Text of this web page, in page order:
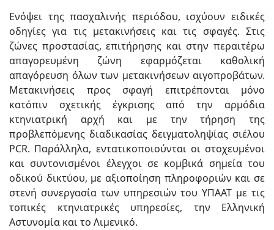
Ενόψει της πασχαλινής περιόδου, ισχύουν ειδικές
οδηγίες για τις μετακινήσεις και τις σφαγές. Στις
ζώνες προστασίας, επιτήρησης και στην περαιτέρω
απαγορευμένη ζώνη εφαρμόζεται καθολική
απαγόρευση όλων των μετακινήσεων αιγοπροβάτων.
Μετακινήσεις προς σφαγή επιτρέπονται μόνο
κατόπιν σχετικής έγκρισης από την αρμόδια
κτηνιατρική αρχή και με την τήρηση της
προβλεπόμενης διαδικασίας δειγματοληψίας σιέλου
PCR. Παράλληλα, εντατικοποιούνται οι στοχευμένοι
και συντονισμένοι έλεγχοι σε κομβικά σημεία του
οδικού δικτύου, με αξιοποίηση πληροφοριών και σε
στενή συνεργασία των υπηρεσιών του ΥΠΑΑΤ με τις
τοπικές κτηνιατρικές υπηρεσίες, την Ελληνική
Αστυνομία και το Λιμενικό.